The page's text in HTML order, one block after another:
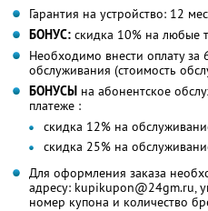
Гарантия на устройство: 12
БОНУС: скидка 10% на любые
Необходимо внести оплату за
обслуживания (стоимость
БОНУСЫ на абонентское
платеже :
скидка 12% на
скидка 25% на
Для оформления заказа
адресу: kupikupon@24gm.ru,
номер купона и количество